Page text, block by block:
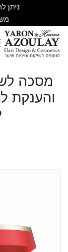
ניתן לרכוש
מסכה
והענקת